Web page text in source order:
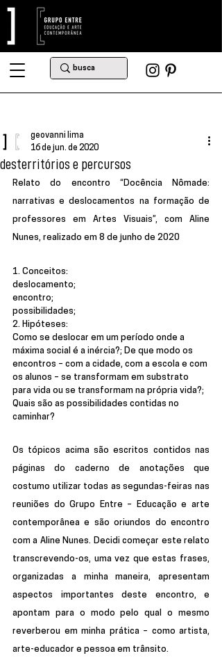
desterritórios e percursos
geovanni lima
16 de jun. de 2020
Relato do encontro “Docência Nômade:
narrativas e deslocamentos na formação de
professores em Artes Visuais”, com Aline
Nunes, realizado em 8 de junho de 2020
1. Conceitos:
deslocamento;
encontro;
possibilidades;
2. Hipóteses:
Como se deslocar em um período onde a
máxima social é a inércia?; De que modo os
encontros – com a cidade, com a escola e com
os alunos – se transformam em substrato
para vida ou se transformam na própria vida?;
Quais são as possibilidades contidas no
caminhar?
Os tópicos acima são escritos contidos nas
páginas do caderno de anotações que
costumo utilizar todas as segundas-feiras nas
reuniões do Grupo Entre – Educação e arte
contemporânea e são oriundos do encontro
com a Aline Nunes. Decidi começar este relato
transcrevendo-os, uma vez que estas frases,
organizadas a minha maneira, apresentam
aspectos importantes deste encontro, e
apontam para o modo pelo qual o mesmo
reverberou em minha prática – como artista,
arte-educador e pessoa em trânsito.